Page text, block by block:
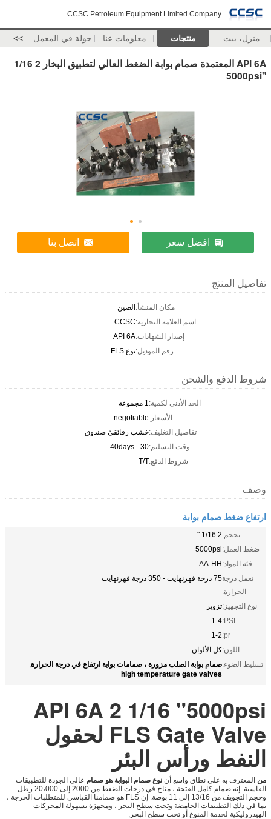
CCSC Petroleum Equipment Limited Company
منزل، بيت منتجات معلومات عنا جولة في المعمل >>
API 6A المعتمدة صمام بوابة الضغط العالي لتطبيق البخار 2 1/16
"5000psi
افضل سعر اتصل بنا
تفاصيل المنتج
مكان المنشأ:الصين
اسم العلامة التجارية:CCSC
إصدار الشهادات:API 6A
رقم الموديل:نوع FLS
شروط الدفع والشحن
الحد الأدنى لكمية:1 مجموعة
الأسعار:negotiable
تفاصيل التغليف:خشب رقائقيّ صندوق
وقت التسليم:30 - 40days
شروط الدفع:T/T
وصف
ارتفاع ضغط صمام بوابة
بحجم:2 1/16 "
ضغط العمل:5000psi
فئة المواد:AA-HH
تعمل درجة
الحرارة:
75 درجة فهرنهايت - 350 درجة فهرنهايت
نوع التجهيز:تزوير
PSL:
1-4
pr:
1-2
اللون:كل الألوان
تسليط الضوء:صمام بوابة الصلب مزورة ، صمامات بوابة ارتفاع في درجة الحرارة,
high temperature gate valves
API 6A 2 1/16 "5000psi
FLS Gate Valve لحقول
النفط ورأس البئر
من المعترف به على نطاق واسع أن نوع صمام البوابة هو صمام عالي الجودة للتطبيقات
القاسية. إنه صمام كامل الفتحة ، متاح في درجات الضغط من 2000 إلى 20،000 رطل
وحجم التجويف من 13/16 إلى 11 بوصة. إن FLS هو صمامنا القياسي للمتطلبات الحرجة ،
بما في ذلك التطبيقات الحامضة وتحت سطح البحر ، ومجهزة بسهولة المحركات
الهيدروليكية لخدمة المنوع أو تحت سطح البحر.